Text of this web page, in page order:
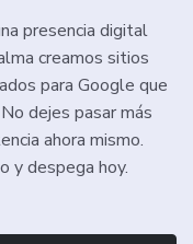
presencia digital
creamos sitios
para Google que
dejes pasar más
ahora mismo.
y despega hoy.